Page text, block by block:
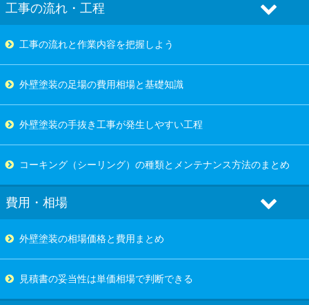
工事の流れ・工程
工事の流れと作業内容を把握しよう
外壁塗装の足場の費用相場と基礎知識
外壁塗装の手抜き工事が発生しやすい工程
コーキング（シーリング）の種類とメンテナンス方法のまとめ
費用・相場
外壁塗装の相場価格と費用まとめ
見積書の妥当性は単価相場で判断できる